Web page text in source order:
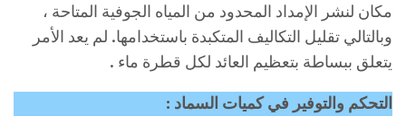
مكان لنشر الإمداد المحدود من المياه الجوفية المتاحة ،
وبالتالي تقليل التكاليف المتكبدة باستخدامها. لم يعد الأمر
يتعلق ببساطة بتعظيم العائد لكل قطرة ماء .
التحكم والتوفير في كميات السماد :